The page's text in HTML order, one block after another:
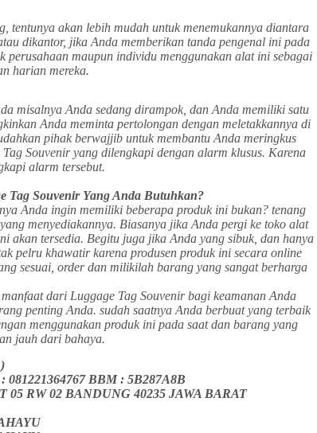
tentunya akan lebih mudah untuk menemukannya diantara
dikantor, jika Anda memberikan tanda pengenal ini pada
perusahaan maupun individu menggunakan alat ini sebagai
harian mereka.
misalnya Anda sedang dirampok, dan Anda memiliki satu
Anda meminta pertolongan dengan meletakkannya di
pihak berwajjib untuk membantu Anda meringkus
Souvenir yang dilengkapi dengan alarm klusus. Karena
alarm tersebut.
Tag Souvenir Yang Anda Butuhkan?
Anda ingin memiliki beberapa produk ini bukan? tenang
menyediakannya. Biasanya jika Anda pergi ke toko alat
akan tersedia. Begitu juga jika Anda yang sibuk, dan hanya
pelru khawatir karena produsen produk ini secara online
sesuai, order dan milikilah barang yang sangat berharga
dari Luggage Tag Souvenir bagi keamanan Anda
penting Anda. sudah saatnya Anda berbuat yang terbaik
menggunakan produk ini pada saat dan barang yang
jauh dari bahaya.
081221364767 BBM : 5B287A8B
05 RW 02 BANDUNG 40235 JAWA BARAT